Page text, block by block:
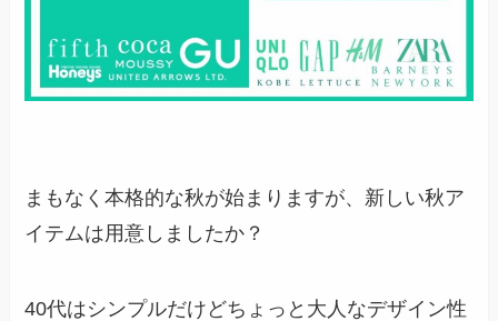
まもなく本格的な秋が始まりますが、新しい秋ア
イテムは用意しましたか？
40代はシンプルだけどちょっと大人なデザイン性